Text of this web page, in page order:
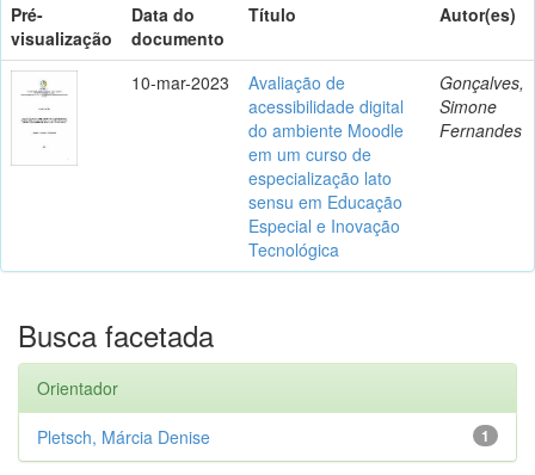
Pré-
visualização
Data do
documento
Título Autor(es)
10-mar-2023
Avaliação de
acessibilidade digital
do ambiente Moodle
em um curso de
especialização lato
sensu em Educação
Especial e Inovação
Tecnológica
Gonçalves,
Simone
Fernandes
Busca facetada
Orientador
1
Pletsch, Márcia Denise